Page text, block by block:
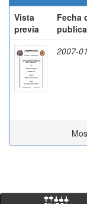
Vista
previa
Fecha
2007-01